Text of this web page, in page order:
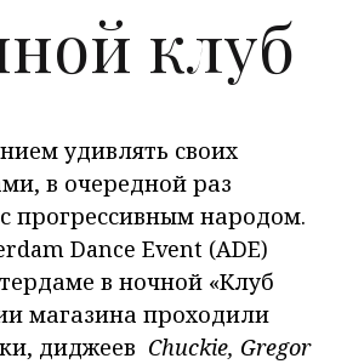
клуб
удивлять своих
в очередной раз
прогрессивным народом.
Dance Event (ADE)
в ночной «Клуб
магазина проходили
диджеев Chuckie, Gregor